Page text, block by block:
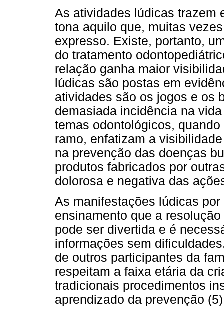
As atividades lúdicas trazem
tona aquilo que, muitas
expresso. Existe, portanto,
do tratamento
relação ganha maior
lúdicas são postas em
atividades são os jogos e os
demasiada incidência na
temas odontológicos,
ramo, enfatizam a
na prevenção das doenças
produtos fabricados por
dolorosa e negativa das
As manifestações lúdicas
ensinamento que a
pode ser divertida e é
informações sem
de outros participantes da
respeitam a faixa etária da
tradicionais procedimentos
aprendizado da prevenção